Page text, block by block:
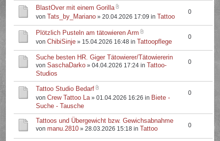
BlastOver mit einem Gorilla
von Tats_by_Mariano » 20.04.2026 17:09 in Tattoo
0
Plötzlich Pusteln am tätowieren Arm
vonChibiSinje » 15.04.2026 16:48 in Tattoopflege
0
Suche besten HR. Giger Tätowierer/Tätowiererin
vonSaschaDarko » 04.04.2026 17:24 in Tattoo-
Studios
0
Tattoo Studio Bedarf
vonCrew Tattoo La» 01.04.2026 16:26 in Biete -
Suche - Tausche
0
Tattoos und Übergewicht bzw. Gewichsabnahme
vonmanu.2810 » 28.03.2026 15:18 in Tattoo 0